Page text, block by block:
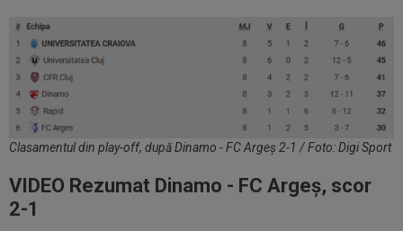
Clasamentul din play-off, după Dinamo - FC Argeș 2-1 / Foto: Digi Sport
VIDEO Rezumat Dinamo - FC Argeș, scor
2-1